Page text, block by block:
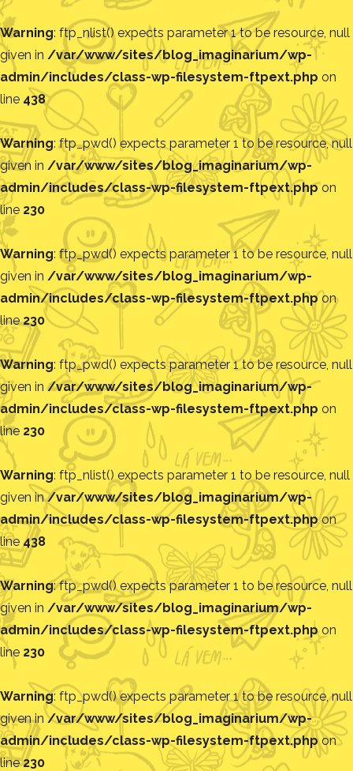
Warning: ftp_nlist() expects parameter 1 to be resource, null
given in /var/www/sites/blog_imaginarium/wp-
admin/includes/class-wp-filesystem-ftpext.php on
line 438
Warning: ftp_pwd() expects parameter 1 to be resource, null
given in /var/www/sites/blog_imaginarium/wp-
admin/includes/class-wp-filesystem-ftpext.phpon
line 230
Warning: ftp_pwd() expects parameter 1 to be resource, null
given in /var/www/sites/blog_imaginarium/wp-
admin/includes/class-wp-filesystem-ftpext.phpon
line230
Warning: ftp_pwd() expects parameter 1 to be resource, null
given in /var/www/sites/blog_imaginarium/wp-
admin/includes/class-wp-filesystem-ftpext.php on
line 230
Warning: ftp_nlist() expects parameter 1 to be resource, null
given in/var/www/sites/blog_imaginarium/wp-
admin/includes/class-wp-filesystem-ftpext.phpon
line 438
Warning: ftp_pwd() expects parameter 1 to be resource, null
given in /var/www/sites/blog_imaginarium/wp-
admin/includes/class-wp-filesystem-ftpext.phpon
line 230
Warning: ftp_pwd() expects parameter 1 to be resource, null
given in/var/www/sites/blog_imaginarium/wp-
admin/includes/class-wp-filesystem-ftpext.phpon
line230